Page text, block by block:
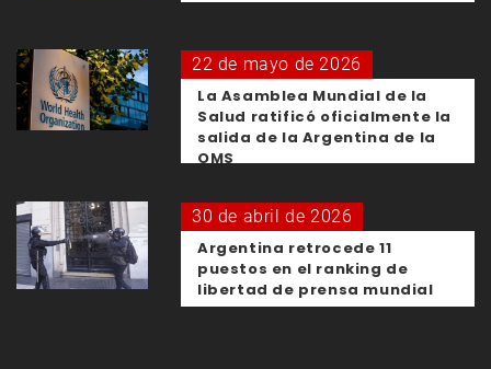
22 de mayo de 2026
La Asamblea Mundial de la
Salud ratificó oficialmente la
salida de la Argentina de la
OMS
30 de abril de 2026
Argentina retrocede 11
puestos en el ranking de
libertad de prensa mundial